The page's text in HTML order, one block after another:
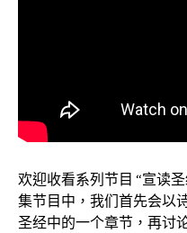
欢迎收看系列节目 “宣读
集节目中，我们首先会以
圣经中的一个章节，再讨